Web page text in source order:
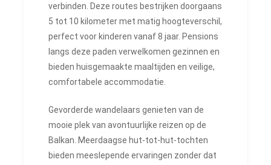
verbinden. Deze routes bestrijken doorgaans
5 tot 10 kilometer met matig hoogteverschil,
perfect voor kinderen vanaf 8 jaar. Pensions
langs deze paden verwelkomen gezinnen en
bieden huisgemaakte maaltijden en veilige,
comfortabele accommodatie.
Gevorderde wandelaars genieten van de
mooie plek van avontuurlijke reizen op de
Balkan. Meerdaagse hut-tot-hut-tochten
bieden meeslepende ervaringen zonder dat